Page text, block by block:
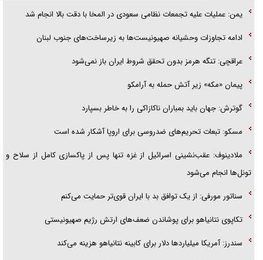
همه آقای دوربینی شده‌ایم!
قصه ناتمام سرویس مدارس
آیا مقاومت فلسطین خلع‌سلاح می‌شود؟
یمن: عملیات علیه تجمعات نظامی سعودی در المخا با دقت بالا انجام شد
ادامه تجاوزات وحشیانه صهیونیست‌ها به زیرساخت‌های جنوب لبنان
عراقچی: تنگه هرمز بدون تحقق شروط ایران باز نمی‌شود
پیمان «مکه» زیر آتش حمله به آرامکو
گوترش: جهان باید بمباران ناکازاکی را به خاطر بسپارد
مسکو: تبعات تحریم‌های ضدروسی برای اروپا آشکار شده است
ملادینوف: عقب‌نشینی اسرائیل از غزه تنها پس از پاکسازی کامل از سلاح و
تونل‌ها انجام می‌شود
سناتور مورفی: از یک توافق بد با ایران قوی‌تر حمایت می‌کنم
تکاپوی نتانیاهو برای پوشاندن ضعف‌های ارتش رژیم صهیونیستی
سندرز: آمریکا میلیارد‌ها دلار برای کابینه نتانیاهو هزینه می‌کند